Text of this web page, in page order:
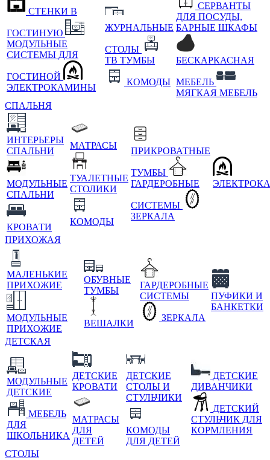
СТЕНКИ В
ГОСТИНУЮ
МОДУЛЬНЫЕ
СИСТЕМЫ ДЛЯ
ГОСТИНОЙ
ЭЛЕКТРОКАМИНЫ
ЖУРНАЛЬНЫЕ
СТОЛЫ
ТВ ТУМБЫ
КОМОДЫ
СЕРВАНТЫ
ДЛЯ ПОСУДЫ,
БАРНЫЕ ШКАФЫ
БЕСКАРКАСНАЯ
МЕБЕЛЬ
МЯГКАЯ МЕБЕЛЬ
СПАЛЬНЯ
ИНТЕРЬЕРЫ
СПАЛЬНИ
МОДУЛЬНЫЕ
СПАЛЬНИ
КРОВАТИ
МАТРАСЫ
ТУАЛЕТНЫЕ
СТОЛИКИ
КОМОДЫ
ПРИКРОВАТНЫЕ
ТУМБЫ
ГАРДЕРОБНЫЕ
СИСТЕМЫ
ЗЕРКАЛА
ПРИХОЖАЯ
МАЛЕНЬКИЕ
ПРИХОЖИЕ
МОДУЛЬНЫЕ
ПРИХОЖИЕ
ОБУВНЫЕ
ТУМБЫ
ВЕШАЛКИ
ГАРДЕРОБНЫЕ
СИСТЕМЫ
ЗЕРКАЛА
ПУФИКИ И
БАНКЕТКИ
ДЕТСКАЯ
МОДУЛЬНЫЕ
ДЕТСКИЕ
МЕБЕЛЬ
ДЛЯ
ШКОЛЬНИКА
ДЕТСКИЕ
КРОВАТИ
МАТРАСЫ
ДЛЯ
ДЕТЕЙ
ДЕТСКИЕ
СТОЛЫ И
СТУЛЬЧИКИ
КОМОДЫ
ДЛЯ ДЕТЕЙ
ДЕТСКИЕ
ДИВАНЧИКИ
ДЕТСКИЙ
СТУЛЬЧИК ДЛЯ
КОРМЛЕНИЯ
СТОЛЫ